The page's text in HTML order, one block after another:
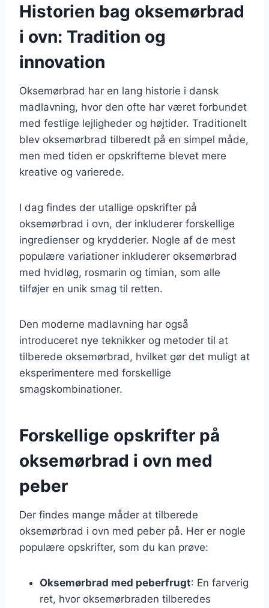
Historien bag oksemørbrad
i ovn: Tradition og
innovation
Oksemørbrad har en lang historie i dansk
madlavning, hvor den ofte har været forbundet
med festlige lejligheder og højtider. Traditionelt
blev oksemørbrad tilberedt på en simpel måde,
men med tiden er opskrifterne blevet mere
kreative og varierede.
I dag findes der utallige opskrifter på
oksemørbrad i ovn, der inkluderer forskellige
ingredienser og krydderier. Nogle af de mest
populære variationer inkluderer oksemørbrad
med hvidløg, rosmarin og timian, som alle
tilføjer en unik smag til retten.
Den moderne madlavning har også
introduceret nye teknikker og metoder til at
tilberede oksemørbrad, hvilket gør det muligt at
eksperimentere med forskellige
smagskombinationer.
Forskellige opskrifter på
oksemørbrad i ovn med
peber
Der findes mange måder at tilberede
oksemørbrad i ovn med peber på. Her er nogle
populære opskrifter, som du kan prøve:
Oksemørbrad med peberfrugt: En farverig
ret, hvor oksemørbraden tilberedes